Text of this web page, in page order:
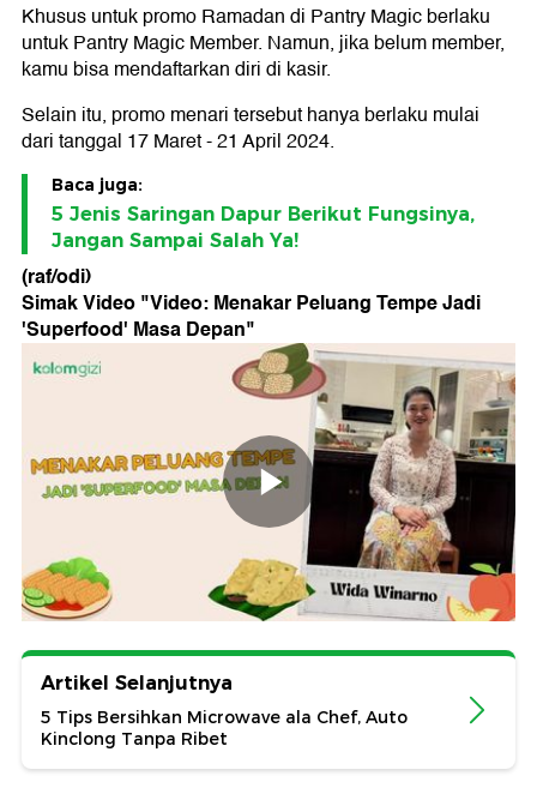
Khusus untuk promo Ramadan di Pantry Magic berlaku
untuk Pantry Magic Member. Namun, jika belum member,
kamu bisa mendaftarkan diri di kasir.
Selain itu, promo menari tersebut hanya berlaku mulai
dari tanggal 17 Maret - 21 April 2024.
Baca juga:
5 Jenis Saringan Dapur Berikut Fungsinya,
Jangan Sampai Salah Ya!
(raf/odi)
Simak Video "Video: Menakar Peluang Tempe Jadi
'Superfood' Masa Depan"
Artikel Selanjutnya
5 Tips Bersihkan Microwave ala Chef, Auto
Kinclong Tanpa Ribet